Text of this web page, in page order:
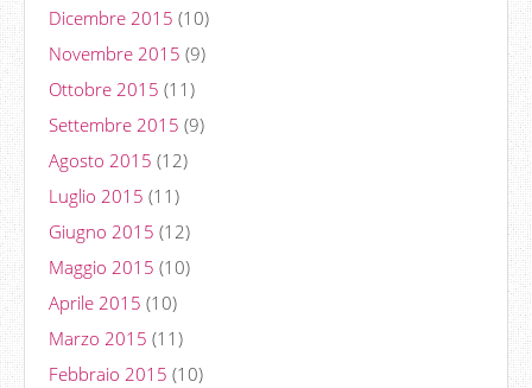
Dicembre 2015 (10)
Novembre 2015 (9)
Ottobre 2015 (11)
Settembre 2015 (9)
Agosto 2015 (12)
Luglio 2015 (11)
Giugno 2015 (12)
Maggio 2015 (10)
Aprile 2015 (10)
Marzo 2015 (11)
Febbraio 2015 (10)